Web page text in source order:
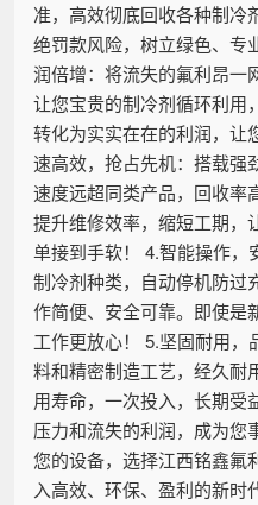
准，高效彻底回收各种制冷
绝罚款风险，树立绿色、专
润倍增：将流失的氟利昂一
让您宝贵的制冷剂循环利用
转化为实实在在的利润，让
速高效，抢占先机：搭载强
速度远超同类产品，回收率
提升维修效率，缩短工期，
单接到手软！ 4.智能操作，
制冷剂种类，自动停机防过
作简便、安全可靠。即使是
工作更放心！ 5.坚固耐用
料和精密制造工艺，经久耐
用寿命，一次投入，长期受
压力和流失的利润，成为您
您的设备，选择江西铭鑫氟
入高效、环保、盈利的新时